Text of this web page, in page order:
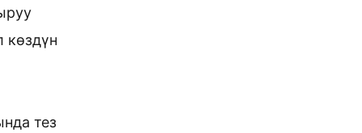
көздүн
тез